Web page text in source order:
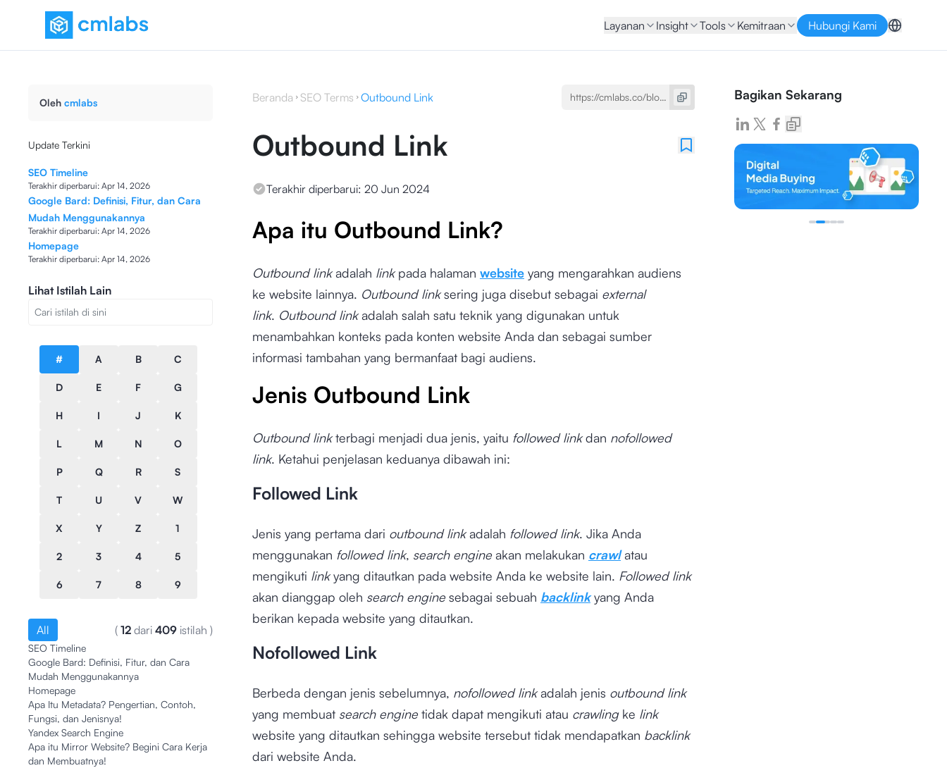
Layanan Insight Tools Kemitraan Hubungi Kami
Oleh cmlabs
Update Terkini
SEO Timeline
Terakhir diperbarui: Apr 14, 2026
Google Bard: Definisi, Fitur, dan Cara
Mudah Menggunakannya
Terakhir diperbarui: Apr 14, 2026
Homepage
Terakhir diperbarui: Apr 14, 2026
Lihat Istilah Lain
# A B C
D E F G
H I J K
L M N O
P Q R S
T U V W
X Y Z 1
2 3 4 5
6 7 8 9
All ( 12 dari 409 istilah )
SEO Timeline
Google Bard: Definisi, Fitur, dan Cara
Mudah Menggunakannya
Homepage
Apa Itu Metadata? Pengertian, Contoh,
Fungsi, dan Jenisnya!
Yandex Search Engine
Apa itu Mirror Website? Begini Cara Kerja
dan Membuatnya!
Beranda SEO Terms Outbound Link
Outbound Link
Terakhir diperbarui: 20 Jun 2024
Apa itu Outbound Link?
Outbound linkadalah linkpada halaman websiteyang mengarahkan audiens
ke website lainnya. Outbound linksering juga disebut sebagai external
link. Outbound linkadalah salah satu teknik yang digunakan untuk
menambahkan konteks pada konten website Anda dan sebagai sumber
informasi tambahan yang bermanfaat bagi audiens.
Jenis Outbound Link
Outbound linkterbagi menjadi dua jenis, yaitu followed linkdan nofollowed
link. Ketahui penjelasan keduanya dibawah ini:
Followed Link
Jenis yang pertama dari outbound linkadalah followed link. Jika Anda
menggunakan followed link, search engineakan melakukan crawlatau
mengikuti linkyang ditautkan pada website Anda ke website lain. Followed link
akan dianggap oleh search enginesebagai sebuah backlinkyang Anda
berikan kepada website yang ditautkan.
Nofollowed Link
Berbeda dengan jenis sebelumnya, nofollowed linkadalah jenis outbound link
yang membuat search enginetidak dapat mengikuti atau crawlingke link
website yang ditautkan sehingga website tersebut tidak mendapatkan backlink
dari website Anda.
Bagikan Sekarang